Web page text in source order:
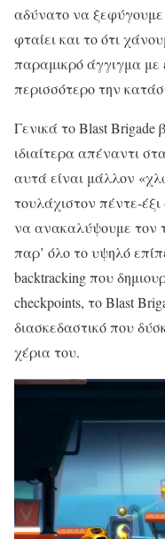
αδύνατο να
φταίει και το ότι
παραμικρό άγγιγμα με
περισσότερο την
Γενικά το Blast Brigade
ιδιαίτερα απέναντι
αυτά είναι μάλλον
τουλάχιστον πέντε-
να ανακαλύψουμε τον
παρ’ όλο το υψηλό
backtracking που
checkpoints, το Blast
διασκεδαστικό που
χέρια του.